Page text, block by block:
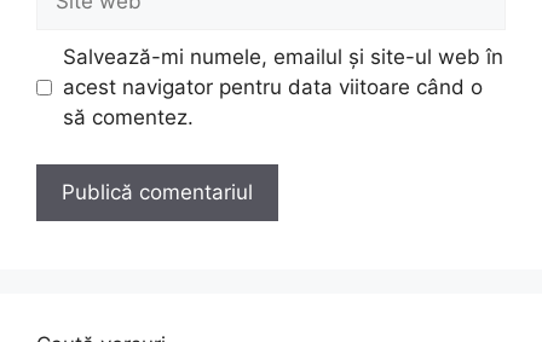
web
Salvează-mi numele, emailul și site-ul web în
acest navigator pentru data viitoare când o
să comentez.